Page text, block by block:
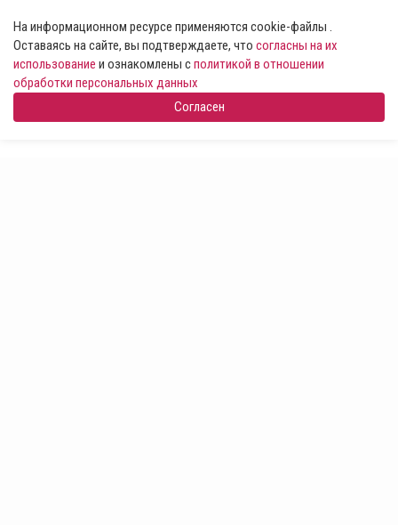
На информационном ресурсе применяются cookie-файлы .
Оставаясь на сайте, вы подтверждаете, что согласны на их
использование и ознакомлены сполитикой в отношении
обработки персональных данных
Согласен